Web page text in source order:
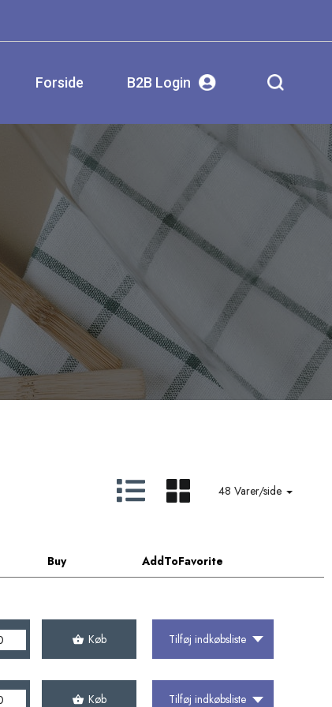
Forside B2B Login
48 Varer/side
Buy AddToFavorite
Køb Tilføj indkøbsliste
Køb Tilføj indkøbsliste